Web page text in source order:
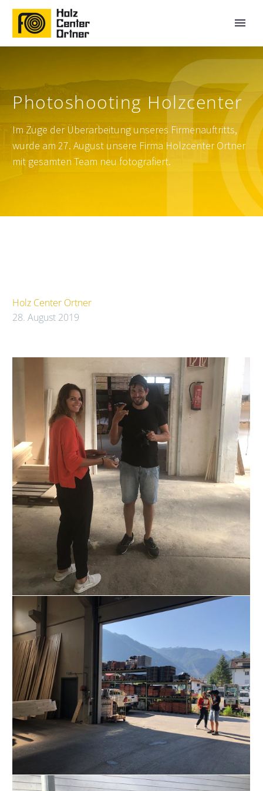
Photoshooting Holzcenter
Im Zuge der Überarbeitung unseres Firmenauftritts,
wurde am 27. August unsere Firma Holzcenter Ortner
mit gesamten Team neu fotografiert.
Holz Center Ortner
28. August 2019